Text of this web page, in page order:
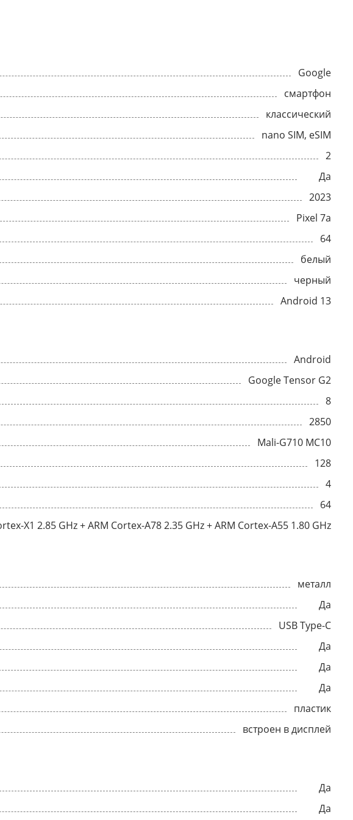
Google
смартфон
классический
nano SIM, eSIM
2
Да
2023
Pixel 7a
64
белый
черный
Android 13
Android
Google Tensor G2
8
2850
Mali-G710 MC10
128
4
64
X1 2.85 GHz + ARM Cortex-A78 2.35 GHz + ARM Cortex-A55 1.80 GHz
металл
Да
USB Type-C
Да
Да
Да
пластик
встроен в дисплей
Да
Да